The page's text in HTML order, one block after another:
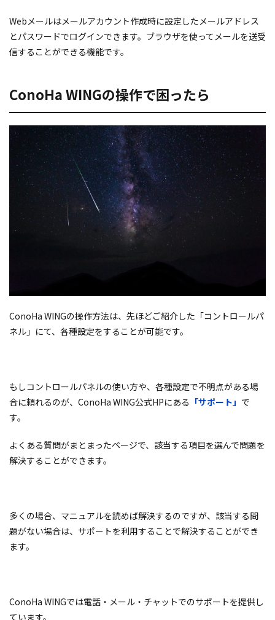
Webメールはメールアカウント作成時に設定したメールアドレス
とパスワードでログインできます。ブラウザを使ってメールを送受
信することができる機能です。
ConoHa WINGの操作で困ったら
ConoHa WINGの操作方法は、先ほどご紹介した「コントロールパ
ネル」にて、各種設定をすることが可能です。
もしコントロールパネルの使い方や、各種設定で不明点がある場
合に頼れるのが、ConoHa WING公式HPにある 「サポート」 で
す。
よくある質問がまとまったページで、該当する項目を選んで問題を
解決することができます。
多くの場合、マニュアルを読めば解決するのですが、該当する問
題がない場合は、サポートを利用することで解決することができ
ます。
ConoHa WINGでは電話・メール・チャットでのサポートを提供し
ています。